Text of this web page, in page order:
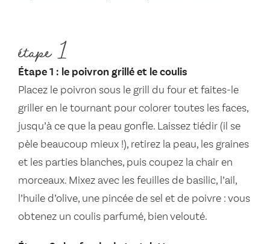
étape 1
Étape 1 : le poivron grillé et le coulis
Placez le poivron sous le grill du four et faites-le
griller en le tournant pour colorer toutes les faces,
jusqu’à ce que la peau gonfle. Laissez tiédir (il se
pèle beaucoup mieux !), retirez la peau, les graines
et les parties blanches, puis coupez la chair en
morceaux. Mixez avec les feuilles de basilic, l’ail,
l’huile d’olive, une pincée de sel et de poivre : vous
obtenez un coulis parfumé, bien velouté.